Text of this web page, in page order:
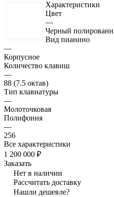
Характеристики
Цвет
—
Черный
Вид пианино
—
Корпусное
Количество клавиш
—
88 (7.5 октав)
Тип клавиатуры
—
Молоточковая
Полифония
—
256
Все характеристики
1 200 000 ₽
Заказать
Нет в наличии
Рассчитать доставку
Нашли дешевле?